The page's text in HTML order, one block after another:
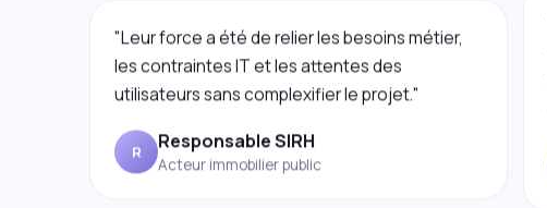
les contraintes IT et les attentes des
utilisateurs sans complexifier le projet."
Responsable SIRH
Acteur immobilier public